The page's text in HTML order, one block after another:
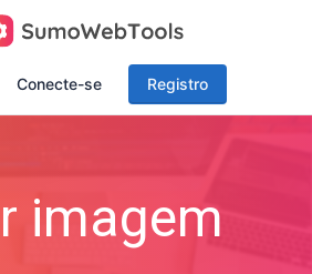
Conecte-se Registro
imagem